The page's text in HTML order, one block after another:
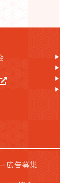
play_arrow
play_arrow
play_arrow
play_arrow
広告募集